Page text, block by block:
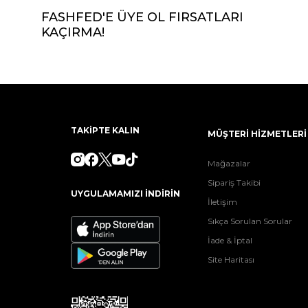
FASHFED'E ÜYE OL FIRSATLARI
KAÇIRMA!
TAKİPTE KALIN
UYGULAMAMIZI İNDİRİN
MÜŞTERİ HİZMETLERİ
Mağazalar
Sipariş Takibi
İletişim
Sıkça Sorulan Sorular
İade & İptal
Site Haritası